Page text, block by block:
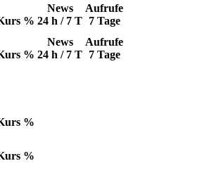
%
News
24 h / 7 T
Aufrufe
7 Tage
%
News
24 h / 7 T
Aufrufe
7 Tage
%
%